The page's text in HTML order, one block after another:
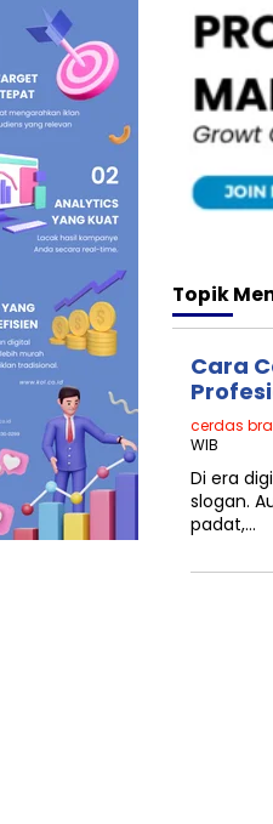
Topik
Cara
cerdas
WIB
Di era
slogan.
padat,…